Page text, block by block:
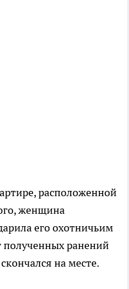
расположенной
женщина
его охотничьим
ранений
на месте.